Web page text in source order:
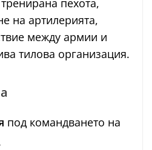
пехота,
на артилерията,
между армии и
тилова организация.
под командването на